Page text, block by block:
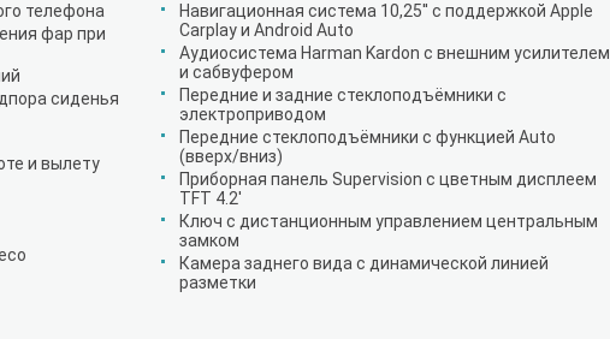
телефона
фар при
сиденья
и вылету
Навигационная система 10,25'' с поддержкой Apple
Carplay и Android Auto
Аудиосистема Harman Kardon с внешним усилителем
и сабвуфером
Передние и задние стеклоподъёмники с
электроприводом
Передние стеклоподъёмники с функцией Auto
(вверх/вниз)
Приборная панель Supervision c цветным дисплеем
TFT 4.2'
Ключ с дистанционным управлением центральным
замком
Камера заднего вида с динамической линией
разметки